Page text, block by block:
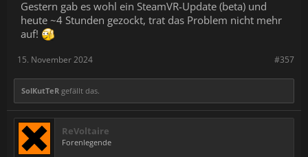
Gestern gab es wohl ein SteamVR-Update (beta) und
heute ~4 Stunden gezockt, trat das Problem nicht mehr
auf!
#357
15. November 2024
SolKutTeR gefällt das.
ReVoltaire
Forenlegende